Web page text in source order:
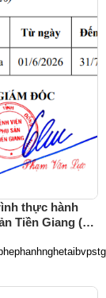
thực hành
Tiền Giang (Từ